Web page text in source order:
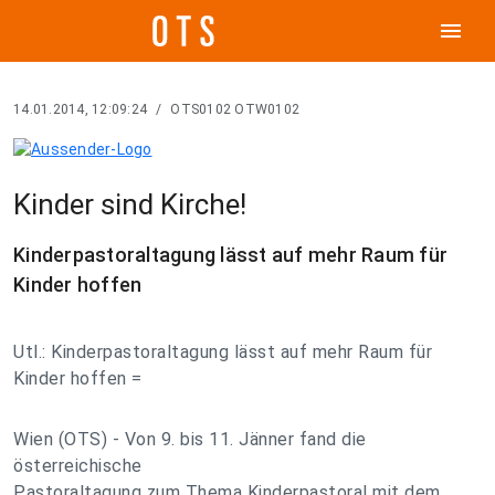
menu
14.01.2014, 12:09:24 / OTS0102 OTW0102
Kinder sind Kirche!
Kinderpastoraltagung lässt auf mehr Raum für
Kinder hoffen
Utl.: Kinderpastoraltagung lässt auf mehr Raum für
Kinder hoffen =
Wien (OTS) - Von 9. bis 11. Jänner fand die
österreichische